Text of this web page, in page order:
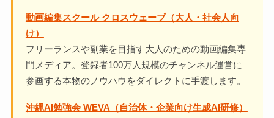
動画編集スクール クロスウェーブ（大人・社会人向
け）
フリーランスや副業を目指す大人のための動画編集専
門メディア。登録者100万人規模のチャンネル運営に
参画する本物のノウハウをダイレクトに手渡します。
沖縄AI勉強会 WEVA（自治体・企業向け生成AI研修）